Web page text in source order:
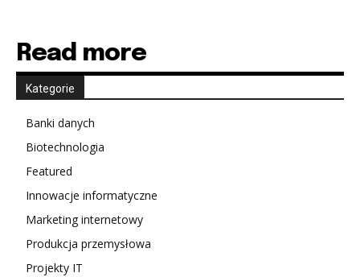
Read more
Kategorie
Banki danych
Biotechnologia
Featured
Innowacje informatyczne
Marketing internetowy
Produkcja przemysłowa
Projekty IT